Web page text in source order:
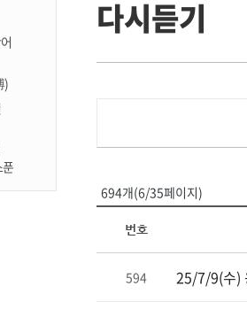
)
다시듣기
694개(6/35페이지)
번호
594 25/7/9(수)